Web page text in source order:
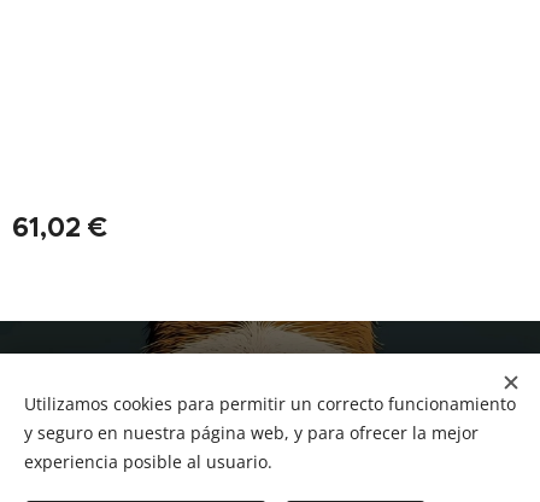
61,02 €
Tf.666351543
Utilizamos cookies para permitir un correcto funcionamiento
y seguro en nuestra página web, y para ofrecer la mejor
experiencia posible al usuario.